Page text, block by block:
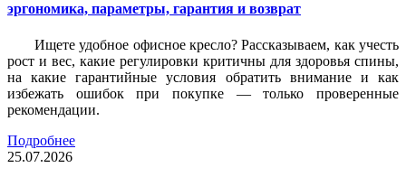
эргономика, параметры, гарантия и возврат
Ищете удобное офисное кресло? Рассказываем, как учесть
рост и вес, какие регулировки критичны для здоровья спины,
на какие гарантийные условия обратить внимание и как
избежать ошибок при покупке — только проверенные
рекомендации.
Подробнее
25.07.2026